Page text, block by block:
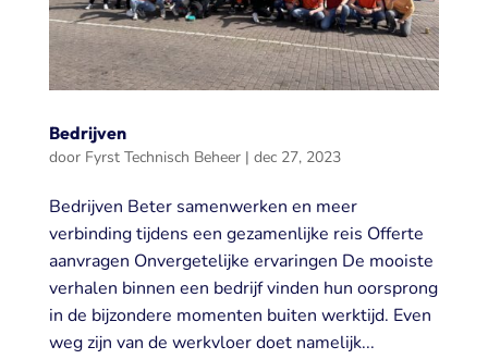
Bedrijven
door Fyrst Technisch Beheer| dec 27, 2023
Bedrijven Beter samenwerken en meer
verbinding tijdens een gezamenlijke reis Offerte
aanvragen Onvergetelijke ervaringen De mooiste
verhalen binnen een bedrijf vinden hun oorsprong
in de bijzondere momenten buiten werktijd. Even
weg zijn van de werkvloer doet namelijk...